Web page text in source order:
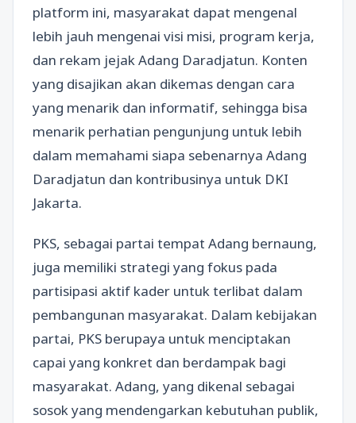
platform ini, masyarakat dapat mengenal
lebih jauh mengenai visi misi, program kerja,
dan rekam jejak Adang Daradjatun. Konten
yang disajikan akan dikemas dengan cara
yang menarik dan informatif, sehingga bisa
menarik perhatian pengunjung untuk lebih
dalam memahami siapa sebenarnya Adang
Daradjatun dan kontribusinya untuk DKI
Jakarta.
PKS, sebagai partai tempat Adang bernaung,
juga memiliki strategi yang fokus pada
partisipasi aktif kader untuk terlibat dalam
pembangunan masyarakat. Dalam kebijakan
partai, PKS berupaya untuk menciptakan
capai yang konkret dan berdampak bagi
masyarakat. Adang, yang dikenal sebagai
sosok yang mendengarkan kebutuhan publik,